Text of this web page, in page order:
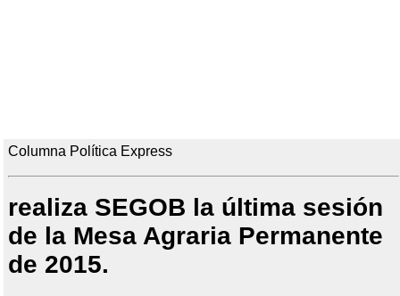
Columna Política Express
realiza SEGOB la última sesión
de la Mesa Agraria Permanente
de 2015.